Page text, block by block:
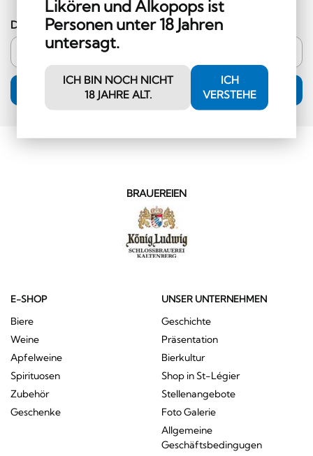
Likören und Alkopops ist
Personen unter 18 Jahren
untersagt.
ICH BIN NOCH NICHT
18 JAHRE ALT.
ICH
VERSTEHE
Deine E-Mail-Adresse
ANMELDUNG
BRAUEREIEN
E-SHOP
Biere
Weine
Apfelweine
Spirituosen
Zubehör
Geschenke
UNSER UNTERNEHMEN
Geschichte
Präsentation
Bierkultur
Shop in St-Légier
Stellenangebote
Foto Galerie
Allgemeine
Geschäftsbedingugen